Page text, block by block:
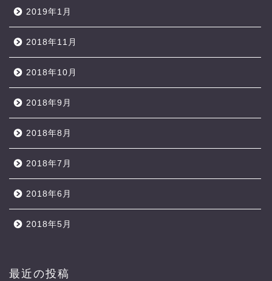
2019年1月
2018年11月
2018年10月
2018年9月
2018年8月
2018年7月
2018年6月
2018年5月
最近の投稿